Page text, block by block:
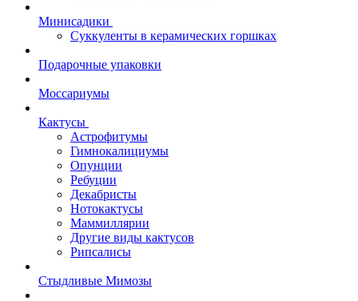
Минисадики
Суккуленты в керамических горшках
Подарочные упаковки
Моссариумы
Кактусы
Астрофитумы
Гимнокалициумы
Опунции
Ребуции
Декабристы
Нотокактусы
Маммиллярии
Другие виды кактусов
Рипсалисы
Стыдливые Мимозы